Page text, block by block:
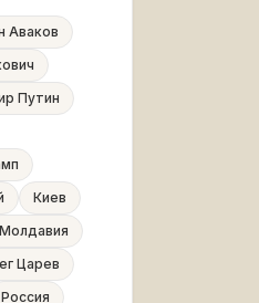
Аваков
Путин
Киев
Молдавия
Царев
Россия